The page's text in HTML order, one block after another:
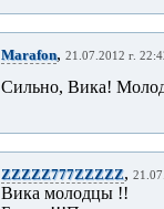
Marafon, 21.07.2012 г.
Сильно, Вика!
ZZZZZ777ZZZZZ,
Вика молодцы !!